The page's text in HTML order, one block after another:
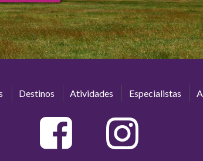
Destinos Atividades Especialistas